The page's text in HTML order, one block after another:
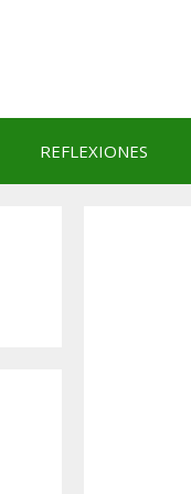
REFLEXIONES